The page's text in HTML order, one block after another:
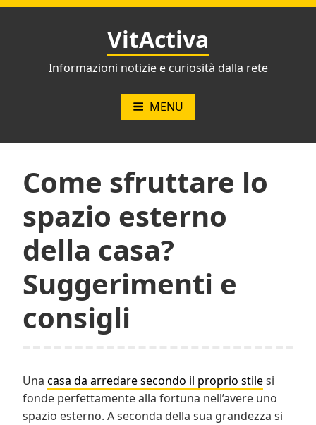
Vai
VitActiva
Informazioni notizie e curiosità dalla rete
MENU
Come sfruttare lo
spazio esterno
della casa?
Suggerimenti e
consigli
Una casa da arredare secondo il proprio stilesi
fonde perfettamente alla fortuna nell’avere uno
spazio esterno. A seconda della sua grandezza si